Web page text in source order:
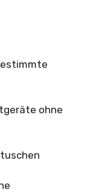
ohne